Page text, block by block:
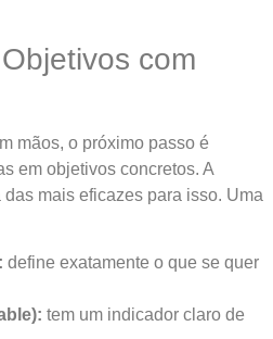
com
mãos, o próximo passo é
em objetivos concretos. A
mais eficazes para isso. Uma
define exatamente o que se quer
tem um indicador claro de